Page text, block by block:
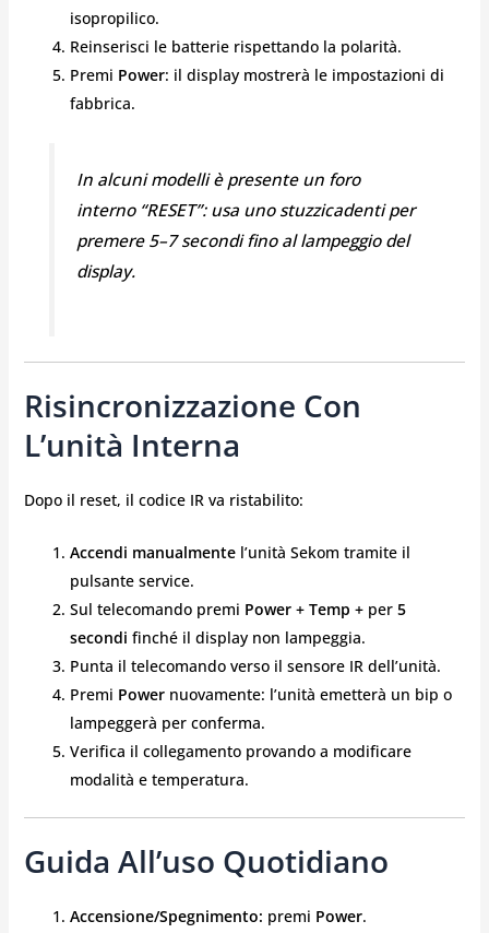
isopropilico.
Reinserisci le batterie rispettando la polarità.
Premi Power: il display mostrerà le impostazioni di
fabbrica.
In alcuni modelli è presente un foro
interno “RESET”: usa uno stuzzicadenti per
premere 5–7 secondi fino al lampeggio del
display.
Risincronizzazione Con
L’unità Interna
Dopo il reset, il codice IR va ristabilito:
Accendi manualmentel’unità Sekom tramite il
pulsante service.
Sul telecomando premi Power + Temp +per 5
secondi finché il display non lampeggia.
Punta il telecomando verso il sensore IR dell’unità.
Premi Powernuovamente: l’unità emetterà un bip o
lampeggerà per conferma.
Verifica il collegamento provando a modificare
modalità e temperatura.
Guida All’uso Quotidiano
Accensione/Spegnimento: premi Power.